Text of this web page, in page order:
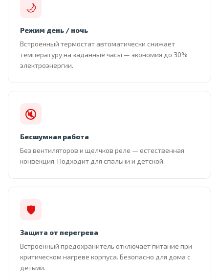
🌙
Режим день / ночь
Встроенный термостат автоматически снижает
температуру на заданные часы — экономия до 30%
электроэнергии.
🔇
Бесшумная работа
Без вентиляторов и щелчков реле — естественная
конвекция. Подходит для спальни и детской.
🛡
Защита от перегрева
Встроенный предохранитель отключает питание при
критическом нагреве корпуса. Безопасно для дома с
детьми.